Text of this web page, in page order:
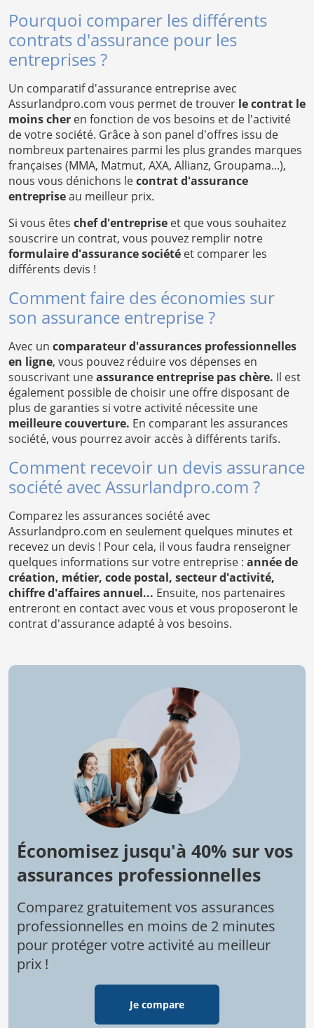
Pourquoi comparer les différents
contrats d'assurance pour les
entreprises ?
Un comparatif d'assurance entreprise avec
Assurlandpro.com vous permet de trouver le contrat le
moins cher en fonction de vos besoins et de l'activité
de votre société. Grâce à son panel d'offres issu de
nombreux partenaires parmi les plus grandes marques
françaises (MMA, Matmut, AXA, Allianz, Groupama...),
nous vous dénichons lecontrat d'assurance
entrepriseau meilleur prix.
Si vous êtes chef d'entreprise et que vous souhaitez
souscrire un contrat, vous pouvez remplir notre
formulaire d'assurance société et comparer les
différents devis !
Comment faire des économies sur
son assurance entreprise ?
Avec un comparateur d'assurances professionnelles
en ligne, vous pouvez réduire vos dépenses en
souscrivant uneassurance entreprise pas chère. Il est
également possible de choisir une offre disposant de
plus de garanties si votre activité nécessite une
meilleure couverture. En comparant les assurances
société, vous pourrez avoir accès à différents tarifs.
Comment recevoir un devis assurance
société avec Assurlandpro.com ?
Comparez les assurances société avec
Assurlandpro.com en seulement quelques minutes et
recevez un devis ! Pour cela, il vous faudra renseigner
quelques informations sur votre entreprise : année de
création, métier, code postal, secteur d'activité,
chiffre d'affaires annuel... Ensuite, nos partenaires
entreront en contact avec vous et vous proposeront le
contrat d'assurance adapté à vos besoins.
Économisez jusqu'à 40% sur vos
assurances professionnelles
Comparez gratuitement vos assurances
professionnelles en moins de 2 minutes
pour protéger votre activité au meilleur
prix !
Je compare